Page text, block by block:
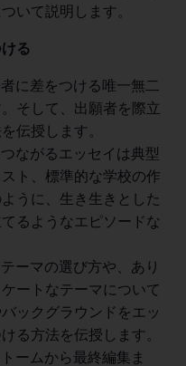
いて説明します。
る
に差をつける唯一無二
そして、出願者を際立
伝授します。
ながるエッセイは典型
ト、標準的な学校の作
うに、生き生きとした
るようなエピソードな
ーマの選び方や、あり
ートなテーマについて
バックグラウンドをエッ
る方法を伝授します。
ームから最終編集ま